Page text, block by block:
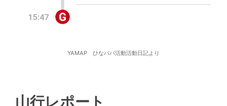
YAMAP ひなパパ活動活動日記より
山行レポート